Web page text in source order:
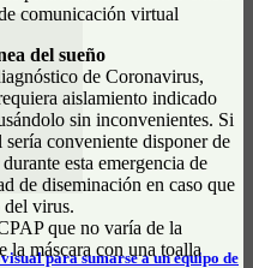
para sumarse a un equipo de
comunicación virtual
del sueño
de Coronavirus,
aislamiento indicado
sin inconvenientes. Si
conveniente disponer de
esta emergencia de
de diseminación en caso que
del virus.
que no varía de la
la máscara con una toalla